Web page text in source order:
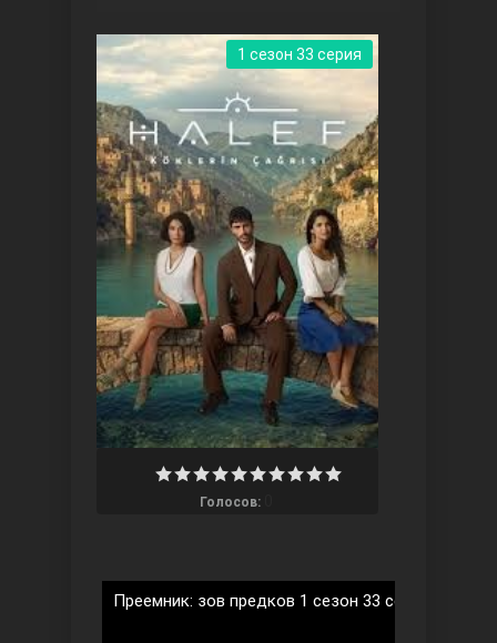
Ветреный холм
Ты назови
Голосов:
1 сезон 33 серия
Преемник: зов предков 1 сезон 33 серия на